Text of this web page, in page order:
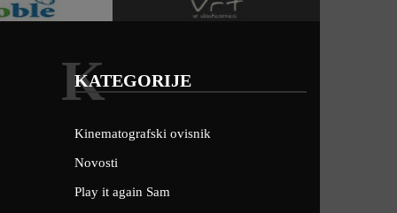
KATEGORIJE
K
Kinematografski ovisnik
Novosti
Play it again Sam